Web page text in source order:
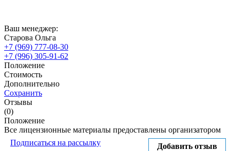
Ваш менеджер:
Старова Ольга
+7 (969) 777-08-30
+7 (996) 305-91-62
Положение
Стоимость
Дополнительно
Сохранить
Отзывы
(0)
Положение
Все лицензионные материалы предоставлены организатором
Добавить отзыв
Подписаться на рассылку